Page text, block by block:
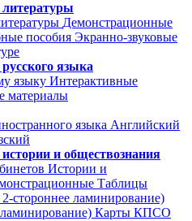
литературы
Демонстрационные
пособия Экранно-звуковые
языка
языку Интерактивные
материалы
языка Английский
и обществознания
Истории и
Таблицы
стороннее ламинирование)
Карты КПСО